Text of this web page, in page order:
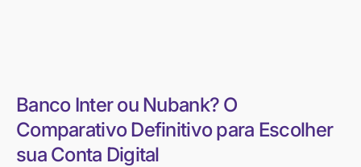
Banco Inter ou Nubank? O
Comparativo Definitivo para Escolher
sua Conta Digital